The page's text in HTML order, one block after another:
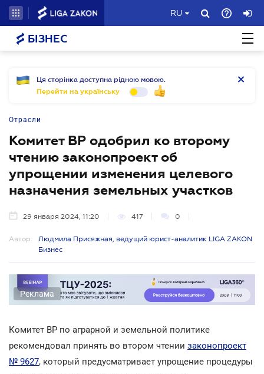
RU
БІЗНЕС
Ця сторінка доступна рідною мовою.
Перейти на українську
Отрасли
Комитет ВР одобрил ко второму
чтению законопроект об
упрощении изменения целевого
назначения земельных участков
29 января 2024, 11:20 417 0
Автор:
Людмила Присяжная, ведущий юрист-аналитик LIGA ZAKON
Бизнес
Реклама
Комитет ВР по аграрной и земельной политике
рекомендовал принять во втором чтении законопроект
№ 9627, который предусматривает упрощение процедуры